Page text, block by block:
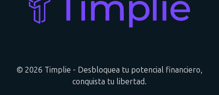
© 2026 Timplie - Desbloquea tu potencial financiero,
conquista tu libertad.